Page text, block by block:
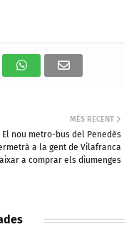
MÉS RECENT
El nou metro-bus del Penedès
a la gent de Vilafranca
a comprar els diumenges